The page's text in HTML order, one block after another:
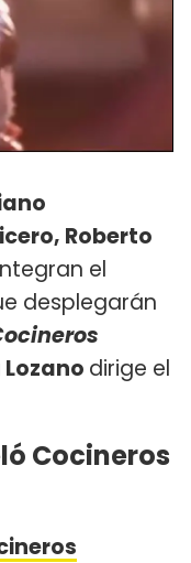
Roberto
el
desplegarán
dirige el
Cocineros